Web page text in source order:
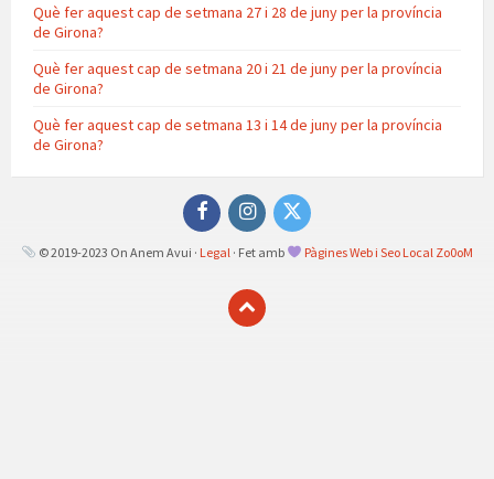
Què fer aquest cap de setmana 27 i 28 de juny per la província
de Girona?
Què fer aquest cap de setmana 20 i 21 de juny per la província
de Girona?
Què fer aquest cap de setmana 13 i 14 de juny per la província
de Girona?
FacebookInstagramTwitter
© 2019-2023 On Anem Avui · Legal · Fet amb Pàgines Web i Seo Local Zo0oM